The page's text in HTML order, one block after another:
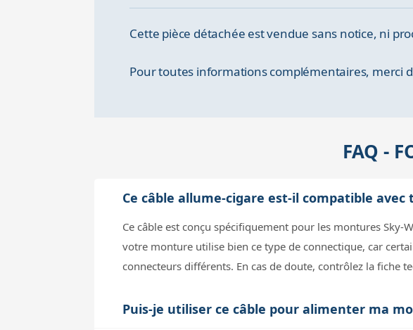
Cette pièce détachée est vendue sans notice, ni
Pour toutes informations complémentaires, merci
FAQ -
Ce câble allume-cigare est-il compatible
Ce câble est conçu spécifiquement pour les montures
votre monture utilise bien ce type de connectique, car
connecteurs différents. En cas de doute, contrôlez la
Puis-je utiliser ce câble pour alimenter ma